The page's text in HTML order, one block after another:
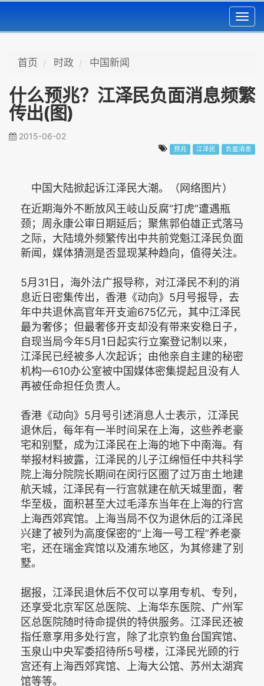
首页 时政 中国新闻
什么预兆？江泽民负面消息频繁
传出(图)
2015-06-02
预兆 江泽民 负面消息
中国大陆掀起诉江泽民大潮。（网络图片）
在近期海外不断放风王岐山反腐“打虎”遭遇瓶
颈；周永康公审日期延后；聚焦郭伯雄正式落马
之际，大陆境外频繁传出中共前党魁江泽民负面
新闻，媒体猜测是否显现某种趋向，值得关注。
5月31日，海外法广报导称，对江泽民不利的消
息近日密集传出，香港《动向》5月号报导，去
年中共退休高官年开支逾675亿元，其中江泽民
最为奢侈；但最奢侈开支却没有带来安稳日子，
自现当局今年5月1日起实行立案登记制以来，
江泽民已经被多人次起诉；由他亲自主建的秘密
机构—610办公室被中国媒体密集提起且没有人
再被任命担任负责人。
香港《动向》5月号引述消息人士表示，江泽民
退休后，每年有一半时间呆在上海，这些养老豪
宅和别墅，成为江泽民在上海的地下中南海。有
举报材料披露，江泽民的儿子江绵恒任中共科学
院上海分院院长期间在闵行区圈了过万亩土地建
航天城，江泽民有一行宫就建在航天城里面，奢
华至极，面积甚至大过毛泽东当年在上海的行宫
上海西郊宾馆。上海当局不仅为退休后的江泽民
兴建了被列为高度保密的“上海一号工程”养老豪
宅，还在瑞金宾馆以及浦东地区，为其修建了别
墅。
据报，江泽民退休后不仅可以享用专机、专列，
还享受北京军区总医院、上海华东医院、广州军
区总医院随时待命提供的特供服务。江泽民还被
指任意享用多处行宫，除了北京钓鱼台国宾馆、
玉泉山中央军委招待所5号楼，江泽民光顾的行
宫还有上海西郊宾馆、上海大公馆、苏州太湖宾
馆等等。